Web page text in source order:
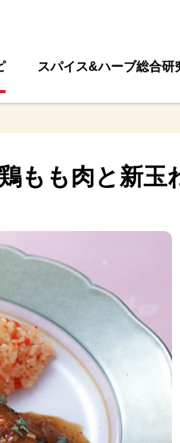
スパイス&ハーブ総合研
もも肉と新玉